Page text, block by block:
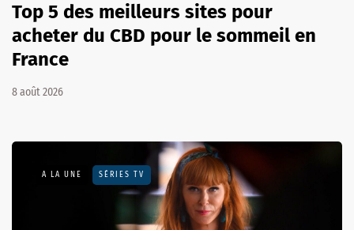
Top 5 des meilleurs sites pour
acheter du CBD pour le sommeil en
France
8 août 2026
A LA UNE SÉRIES TV